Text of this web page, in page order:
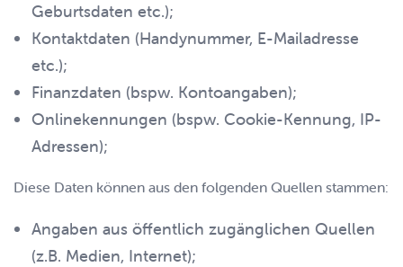
Geburtsdaten etc.);
Kontaktdaten (Handynummer, E-Mailadresse
etc.);
Finanzdaten (bspw. Kontoangaben);
Onlinekennungen (bspw. Cookie-Kennung, IP-
Adressen);
Diese Daten können aus den folgenden Quellen stammen:
Angaben aus öffentlich zugänglichen Quellen
(z.B. Medien, Internet);